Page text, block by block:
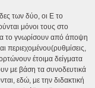
των δύο, οι Ε το
μόνοι τους στο
το γνωρίσουν από άποψη
περιεχομένου(ρυθμίσεις,
έτοιμα δείγματα
με βάση τα συνοδευτικά
εδώ, με την διδακτική